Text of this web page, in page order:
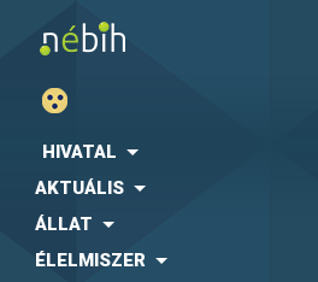
HIVATAL
AKTUÁLIS
ÁLLAT
ÉLELMISZER